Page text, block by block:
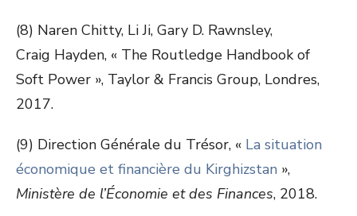
(8) Naren Chitty, Li Ji, Gary D. Rawnsley,
Craig Hayden, « The Routledge Handbook of
Soft Power », Taylor & Francis Group, Londres,
2017.
(9) Direction Générale du Trésor, « La situation
économique et financière du Kirghizstan »,
Ministère de l’Économie et des Finances, 2018.